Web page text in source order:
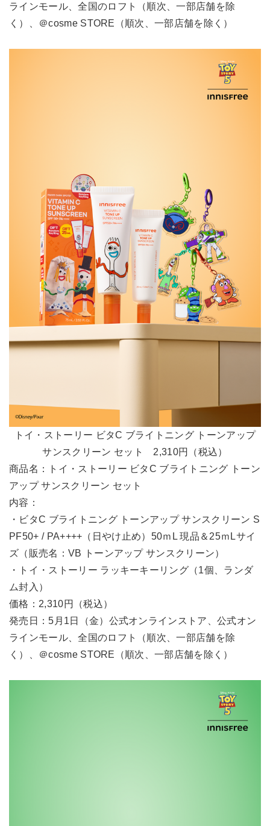
ラインモール、全国のロフト（順次、一部店舗を除
く）、＠cosme STORE（順次、一部店舗を除く）
トイ・ストーリー ビタC ブライトニング トーンアップ
サンスクリーン セット 2,310円（税込）
商品名：トイ・ストーリー ビタC ブライトニング トーン
アップ サンスクリーン セット
内容：
・ビタC ブライトニング トーンアップ サンスクリーン S
PF50+ / PA++++（日やけ止め）50ｍL 現品＆25ｍLサイ
ズ（販売名：VB トーンアップ サンスクリーン）
・トイ・ストーリー ラッキーキーリング（1個、ランダ
ム封入）
価格：2,310円（税込）
発売日：5月1日（金）公式オンラインストア、公式オン
ラインモール、全国のロフト（順次、一部店舗を除
く）、＠cosme STORE（順次、一部店舗を除く）